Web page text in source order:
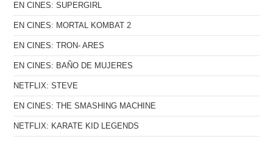
EN CINES: SUPERGIRL
EN CINES: MORTAL KOMBAT 2
EN CINES: TRON- ARES
EN CINES: BAÑO DE MUJERES
NETFLIX: STEVE
EN CINES: THE SMASHING MACHINE
NETFLIX: KARATE KID LEGENDS